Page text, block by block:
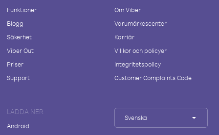
Funktioner
Blogg
Säkerhet
Viber Out
Priser
Support
Om Viber
Varumärkescenter
Karriär
Villkor och policyer
Integritetspolicy
Customer Complaints Code
LADDA NER
Android
Svenska